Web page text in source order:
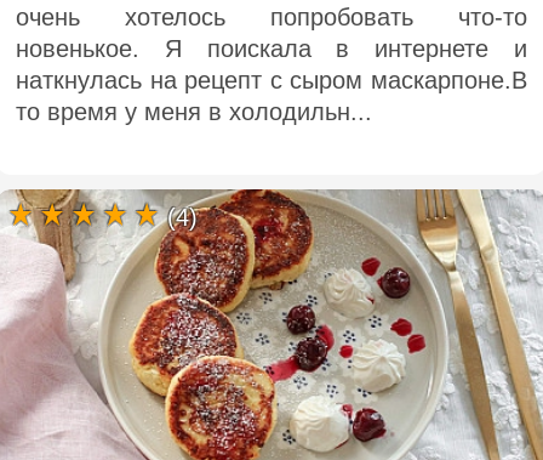
очень хотелось попробовать что-то
новенькое. Я поискала в интернете и
наткнулась на рецепт с сыром маскарпоне.В
то время у меня в холодильн...
(4)